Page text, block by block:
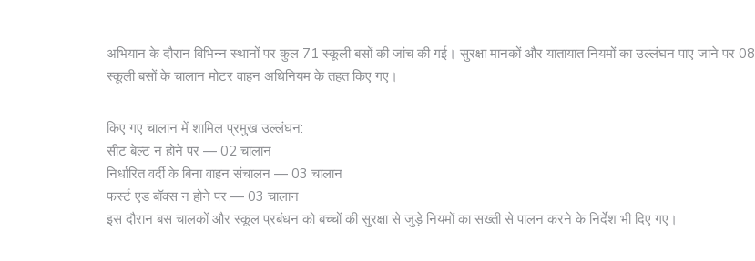
अभियान के दौरान विभिन्न स्थानों पर कुल 71 स्कूली बसों की जांच की गई। सुरक्षा मानकों और यातायात नियमों का उल्लंघन पाए जाने पर 08
स्कूली बसों के चालान मोटर वाहन अधिनियम के तहत किए गए।
किए गए चालान में शामिल प्रमुख उल्लंघन:
सीट बेल्ट न होने पर — 02 चालान
निर्धारित वर्दी के बिना वाहन संचालन — 03 चालान
फर्स्ट एड बॉक्स न होने पर — 03 चालान
इस दौरान बस चालकों और स्कूल प्रबंधन को बच्चों की सुरक्षा से जुड़े नियमों का सख्ती से पालन करने के निर्देश भी दिए गए।